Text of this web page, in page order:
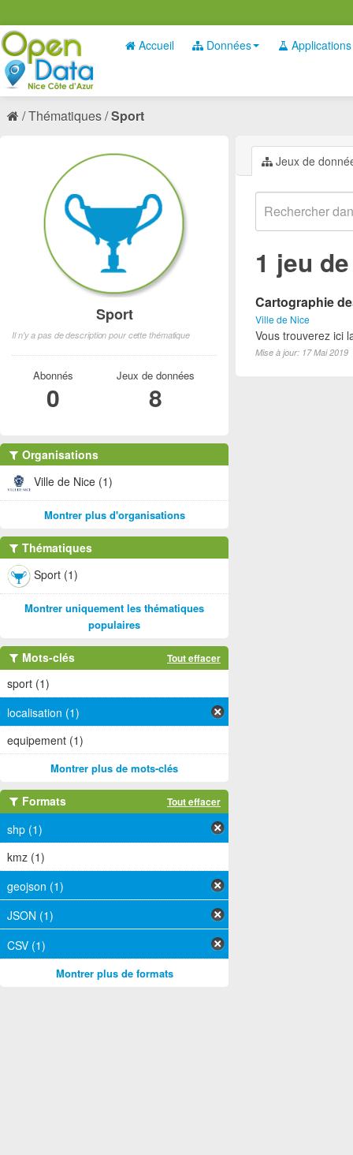
Accueil Données Applications
Thématiques Sport
Jeux de
1 jeu
Cartographie
Ville de Nice
Vous trouverez ici
Mise à jour: 17 Mai 2019
Sport
Il n'y a pas de description pour cette thématique
Abonnés
0
Jeux de données
8
Organisations
Ville de Nice (1)
Montrer plus d'organisations
Thématiques
Sport (1)
Montrer uniquement les thématiques
populaires
Mots-clés Tout effacer
sport (1)
localisation (1)
equipement (1)
Montrer plus de mots-clés
Formats Tout effacer
shp (1)
kmz (1)
geojson (1)
JSON (1)
CSV (1)
Montrer plus de formats